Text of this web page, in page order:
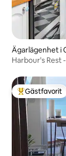
Ägarlägenhet i
Harbour's Rest
Populär
Gästfavorit